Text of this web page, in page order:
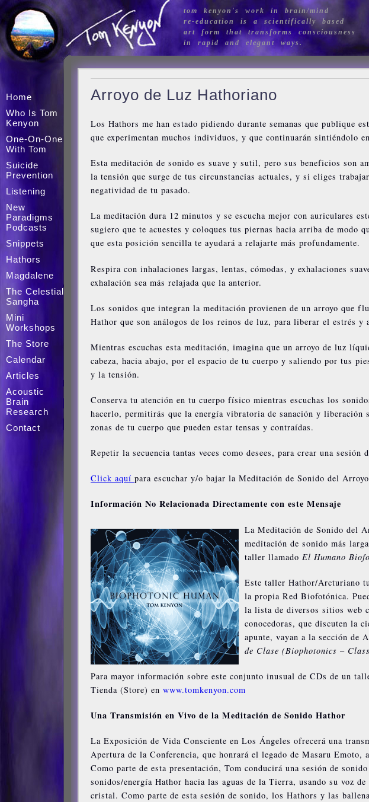
Home
Who Is Tom
Kenyon
One-On-One
With Tom
Suicide
Prevention
Listening
New
Paradigms
Podcasts
Snippets
Hathors
Magdalene
The Celestial
Sangha
Mini
Workshops
The Store
Calendar
Articles
Acoustic
Brain
Research
Contact
tom kenyon's work in brain/mind
re-education is a scientifically based
art form that transforms consciousness
in rapid and elegant ways.
Arroyo de Luz Hathoriano
Los Hathors me han estado pidiendo durante semanas que publique
que experimentan muchos individuos, y que continuarán sintiéndolo
Esta meditación de sonido es suave y sutil, pero sus beneficios son
la tensión que surge de tus circunstancias actuales, y si eliges
negatividad de tu pasado.
La meditación dura 12 minutos y se escucha mejor con auriculares
sugiero que te acuestes y coloques tus piernas hacia arriba de modo
que esta posición sencilla te ayudará a relajarte más profundamente.
Respira con inhalaciones largas, lentas, cómodas, y exhalaciones
exhalación sea más relajada que la anterior.
Los sonidos que integran la meditación provienen de un arroyo que
Hathor que son análogos de los reinos de luz, para liberar el estrés y
Mientras escuchas esta meditación, imagina que un arroyo de luz
cabeza, hacia abajo, por el espacio de tu cuerpo y saliendo por tus
y la tensión.
Conserva tu atención en tu cuerpo físico mientras escuchas los
hacerlo, permitirás que la energía vibratoria de sanación y liberación
zonas de tu cuerpo que pueden estar tensas y contraídas.
Repetir la secuencia tantas veces como desees, para crear una sesión
Click aquí para escuchar y/o bajar la Meditación de Sonido del
Información No Relacionada Directamente con este Mensaje
La Meditación de Sonido del
meditación de sonido más
taller llamado El Humano
Este taller Hathor/Arcturiano
la propia Red Biofotónica.
la lista de diversos sitios web
conocedoras, que discuten la
apunte, vayan a la sección
de Clase (Biophotonics –
Para mayor información sobre este conjunto inusual de CDs de un
Tienda (Store) en www.tomkenyon.com
Una Transmisión en Vivo de la Meditación de Sonido Hathor
La Exposición de Vida Consciente en Los Ángeles ofrecerá una
Apertura de la Conferencia, que honrará el legado de Masaru Emoto,
Como parte de esta presentación, Tom conducirá una sesión de
sonidos/energía Hathor hacia las aguas de la Tierra, usando su voz
cristal. Como parte de esta sesión de sonido, los Hathors y las